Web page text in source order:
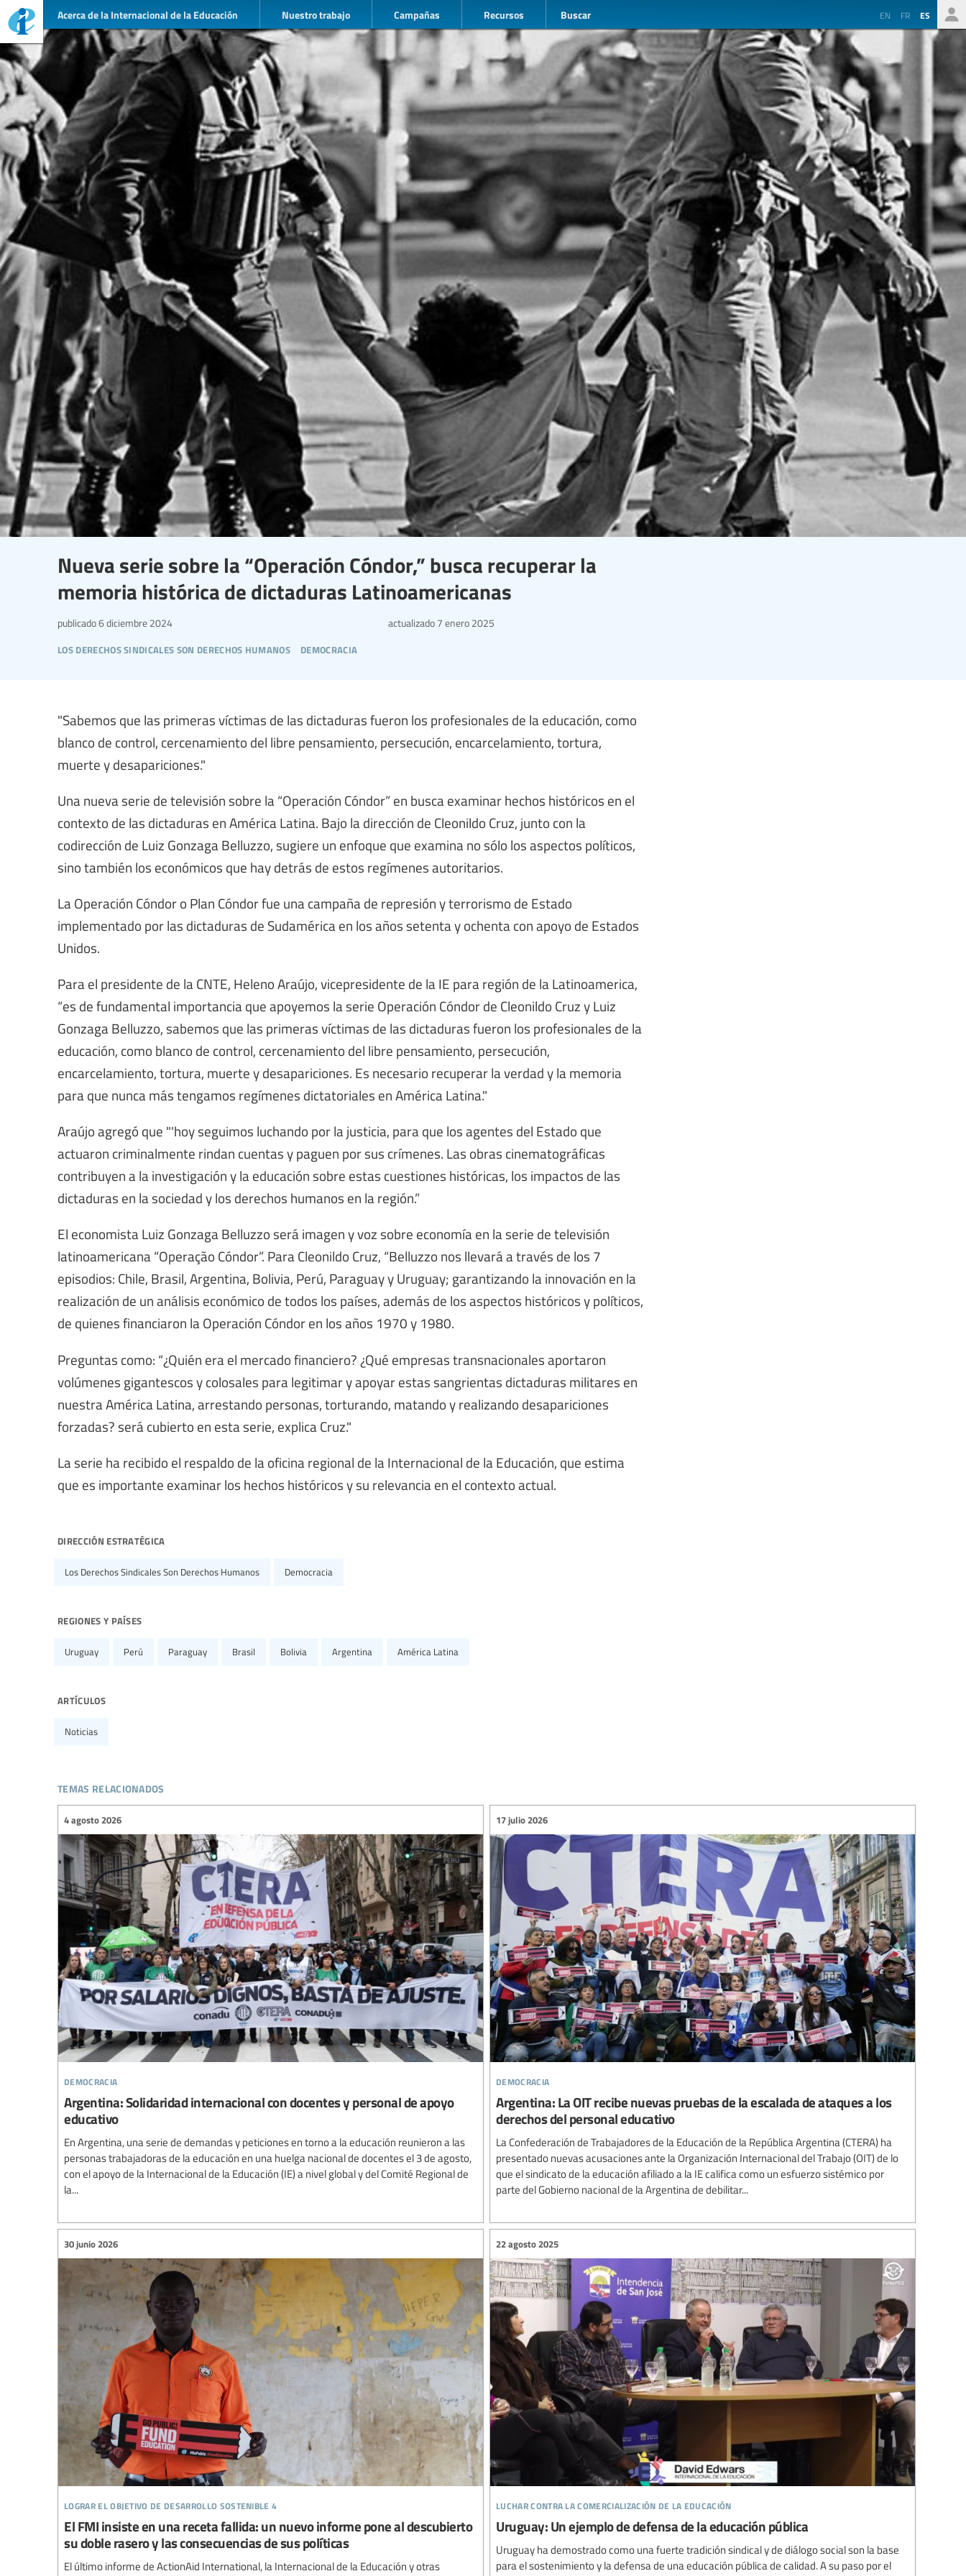
Acerca de la Internacional de la Educación Nuestro trabajo Campañas Recursos Buscar EN FR ES
Nueva serie sobre la “Operación Cóndor,” busca recuperar la
memoria histórica de dictaduras Latinoamericanas
los derechos sindicales son derechos humanos democracia
publicado6 diciembre 2024 actualizado 7 enero 2025
"Sabemos que las primeras víctimas de las dictaduras fueron los profesionales de la educación, como
blanco de control, cercenamiento del libre pensamiento, persecución, encarcelamiento, tortura,
muerte y desapariciones."
Una nueva serie de televisión sobre la “Operación Cóndor” en busca examinar hechos históricos en el
contexto de las dictaduras en América Latina. Bajo la dirección de Cleonildo Cruz, junto con la
codirección de Luiz Gonzaga Belluzzo, sugiere un enfoque que examina no sólo los aspectos políticos,
sino también los económicos que hay detrás de estos regímenes autoritarios.
La Operación Cóndor o Plan Cóndor fue una campaña de represión y terrorismo de Estado
implementado por las dictaduras de Sudamérica en los años setenta y ochenta con apoyo de Estados
Unidos.
Para el presidente de la CNTE, Heleno Araújo, vicepresidente de la IE para región de la Latinoamerica,
“es de fundamental importancia que apoyemos la serie Operación Cóndor de Cleonildo Cruz y Luiz
Gonzaga Belluzzo, sabemos que las primeras víctimas de las dictaduras fueron los profesionales de la
educación, como blanco de control, cercenamiento del libre pensamiento, persecución,
encarcelamiento, tortura, muerte y desapariciones. Es necesario recuperar la verdad y la memoria
para que nunca más tengamos regímenes dictatoriales en América Latina."
Araújo agregó que "'hoy seguimos luchando por la justicia, para que los agentes del Estado que
actuaron criminalmente rindan cuentas y paguen por sus crímenes. Las obras cinematográficas
contribuyen a la investigación y la educación sobre estas cuestiones históricas, los impactos de las
dictaduras en la sociedad y los derechos humanos en la región.”
El economista Luiz Gonzaga Belluzzo será imagen y voz sobre economía en la serie de televisión
latinoamericana “Operação Cóndor”. Para Cleonildo Cruz, “Belluzzo nos llevará a través de los 7
episodios: Chile, Brasil, Argentina, Bolivia, Perú, Paraguay y Uruguay; garantizando la innovación en la
realización de un análisis económico de todos los países, además de los aspectos históricos y políticos,
de quienes financiaron la Operación Cóndor en los años 1970 y 1980.
Preguntas como: “¿Quién era el mercado financiero? ¿Qué empresas transnacionales aportaron
volúmenes gigantescos y colosales para legitimar y apoyar estas sangrientas dictaduras militares en
nuestra América Latina, arrestando personas, torturando, matando y realizando desapariciones
forzadas? será cubierto en esta serie, explica Cruz."
La serie ha recibido el respaldo de la oficina regional de la Internacional de la Educación, que estima
que es importante examinar los hechos históricos y su relevancia en el contexto actual.
dirección estratégica
Los Derechos Sindicales Son Derechos Humanos Democracia
regiones y países
Uruguay Perú Paraguay Brasil Bolivia Argentina América Latina
artículos
Noticias
temas relacionados
democracia
4 agosto 2026
Argentina: Solidaridad internacional con docentes y personal de apoyo
educativo
En Argentina, una serie de demandas y peticiones en torno a la educación reunieron a las
personas trabajadoras de la educación en una huelga nacional de docentes el 3 de agosto,
con el apoyo de la Internacional de la Educación (IE) a nivel global y del Comité Regional de
la...
democracia
17 julio 2026
Argentina: La OIT recibe nuevas pruebas de la escalada de ataques a los
derechos del personal educativo
La Confederación de Trabajadores de la Educación de la República Argentina (CTERA) ha
presentado nuevas acusaciones ante la Organización Internacional del Trabajo (OIT) de lo
que el sindicato de la educación afiliado a la IE califica como un esfuerzo sistémico por
parte del Gobierno nacional de la Argentina de debilitar...
lograr el objetivo de desarrollo sostenible 4
30 junio 2026
El FMI insiste en una receta fallida: un nuevo informe pone al descubierto
su doble rasero y las consecuencias de sus políticas
El último informe de ActionAid International, la Internacional de la Educación y otras
luchar contra la comercialización de la educación
22 agosto 2025
Uruguay: Un ejemplo de defensa de la educación pública
Uruguay ha demostrado como una fuerte tradición sindical y de diálogo social son la base
para el sostenimiento y la defensa de una educación pública de calidad. A su paso por el